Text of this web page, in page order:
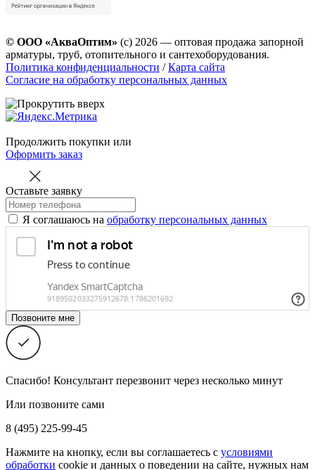
© ООО «АкваОптим» (с) 2026 — оптовая продажа запорной
арматуры, труб, отопительного и сантехоборудования.
Политика конфиденциальности /Карта сайта
Согласие на обработку персональных данных
Продолжить покупки или
Оформить заказ
Оставьте заявку
Я соглашаюсь на обработку персональных данных
Спасибо! Консультант перезвонит через несколько минут
Или позвоните сами
8 (495) 225-99-45
Нажмите на кнопку, если вы соглашаетесь с условиями
обработки cookie и данных о поведении на сайте, нужных нам